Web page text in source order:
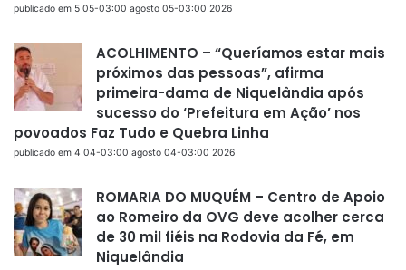
publicado em 5 05-03:00 agosto 05-03:00 2026
ACOLHIMENTO – “Queríamos estar mais
próximos das pessoas”, afirma
primeira-dama de Niquelândia após
sucesso do ‘Prefeitura em Ação’ nos
povoados Faz Tudo e Quebra Linha
publicado em 4 04-03:00 agosto 04-03:00 2026
ROMARIA DO MUQUÉM – Centro de Apoio
ao Romeiro da OVG deve acolher cerca
de 30 mil fiéis na Rodovia da Fé, em
Niquelândia